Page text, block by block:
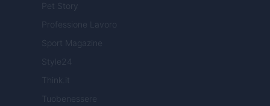
Pet Story
Professione Lavoro
Sport Magazine
Style24
Think.it
Tuobenessere